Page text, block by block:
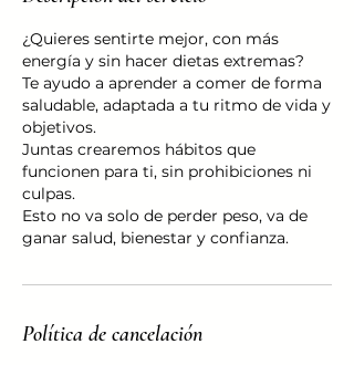
¿Quieres sentirte mejor, con más
energía y sin hacer dietas extremas?
Te ayudo a aprender a comer de forma
saludable, adaptada a tu ritmo de vida y
objetivos.
Juntas crearemos hábitos que
funcionen para ti, sin prohibiciones ni
culpas.
Esto no va solo de perder peso, va de
ganar salud, bienestar y confianza.
Política de cancelación